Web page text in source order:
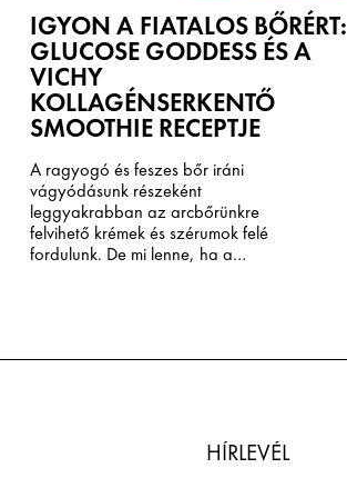
IGYON A FIATALOS BŐRÉRT:
GLUCOSE GODDESS ÉS A
VICHY
KOLLAGÉNSERKENTŐ
SMOOTHIE RECEPTJE
A ragyogó és feszes bőr iráni
vágyódásunk részeként
leggyakrabban az arcbőrünkre
felvihető krémek és szérumok felé
fordulunk. De mi lenne, ha a
különösen a bőrünk egészségének
HÍRLEVÉL